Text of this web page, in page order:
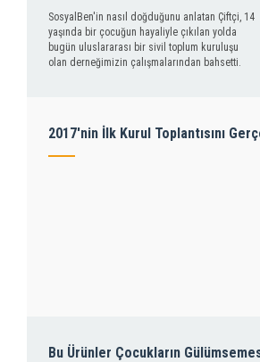
SosyalBen'in nasıl doğduğunu anlatan Çiftçi, 14
yaşında bir çocuğun hayaliyle çıkılan yolda
bugün uluslararası bir sivil toplum kuruluşu
olan derneğimizin çalışmalarından bahsetti.
2017'nin İlk Kurul Toplantısını
Bu Ürünler Çocukların